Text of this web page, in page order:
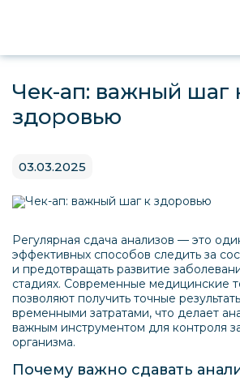
Чек-ап: важный шаг
здоровью
03.03.2025
Регулярная сдача анализов — это
эффективных способов следить за
и предотвращать развитие
стадиях. Современные медицинские
позволяют получить точные
временными затратами, что делает
важным инструментом для контроля
организма.
Почему важно сдавать